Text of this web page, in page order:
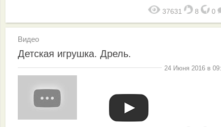
37631 8 0
Видео
Детская игрушка. Дрель.
24 Июня 2016 в